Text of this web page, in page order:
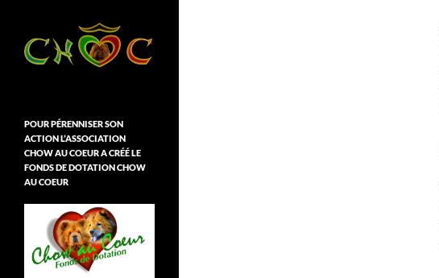
POUR PÉRENNISER SON
ACTION L’ASSOCIATION
CHOW AU COEUR A CRÉÉ LE
FONDS DE DOTATION CHOW
AU COEUR